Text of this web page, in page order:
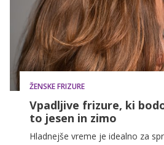
ŽENSKE FRIZURE
Vpadljive frizure, ki
to jesen in zimo
Hladnejše vreme je idealno za